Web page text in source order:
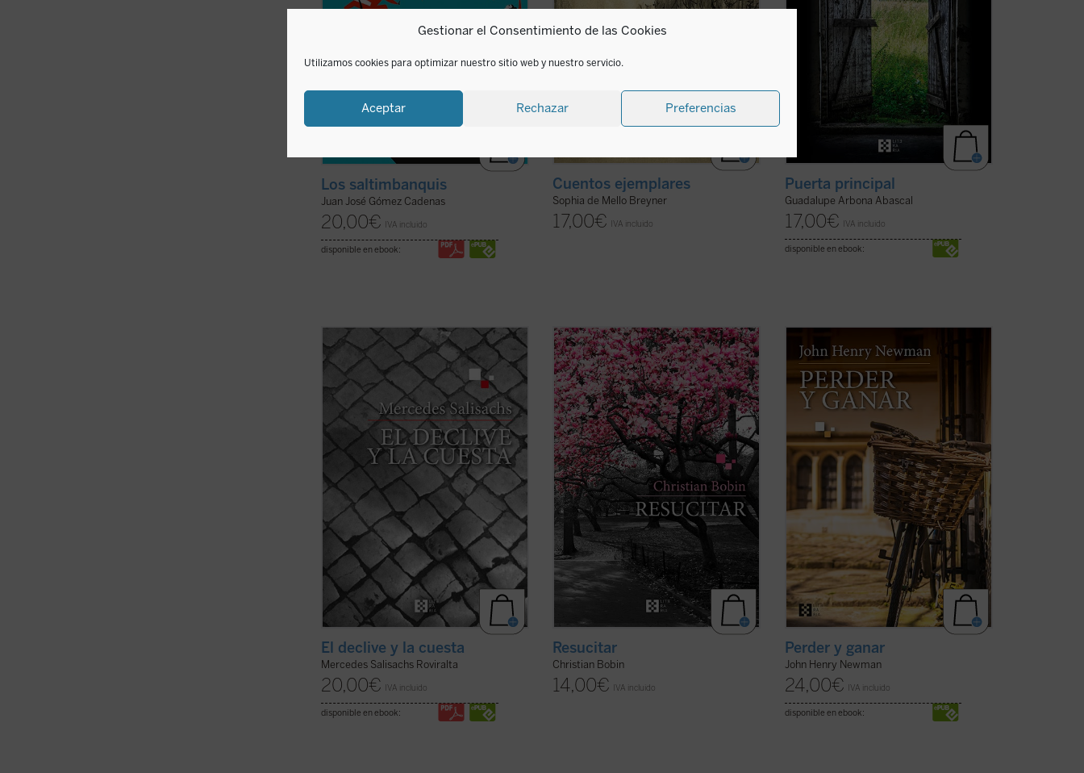
Gestionar el Consentimiento de las Cookies
Utilizamos cookies para optimizar nuestro sitio web y nuestro servicio.
Aceptar Rechazar Preferencias
Los saltimbanquis
Juan José Gómez Cadenas
20,00€ IVA incluido
disponible en ebook:
Cuentos ejemplares
Sophia de Mello Breyner
17,00€ IVA incluido
Puerta principal
Guadalupe Arbona Abascal
17,00€ IVA incluido
disponible en ebook:
Hito importante en la novelística de
Mercedes Salisachs,
El declive y la cuesta
es un relato directo y valiente en el que,
partiendo del episodio evangélico del
buen ladrón crucificado junto a Cristo, se
narra con gran hondura el ...(ver ficha)
El declive y la cuesta
Mercedes Salisachs Roviralta
20,00€ IVA incluido
disponible en ebook:
EnResucitar, libro escrito con el
inconfundible estilo fragmentario y a
veces aforístico que caracteriza a
Christian Bobin, todas las páginas orbitan
en torno a la muerte del padre del autor
tras una larga enfermedad de Alzheimer.
Una ...(ver ficha)
Resucitar
Christian Bobin
14,00€ IVA incluido
Perder y ganares una novela
autobiográfica escrita por el beato John
Henry Newman, que nos permite
adentrarnos en su fascinante
personalidad a través del protagonista de
la obra, Charles Reading, y descubrir en
toda su hondura las ...(ver ficha)
Perder y ganar
John Henry Newman
24,00€ IVA incluido
disponible en ebook: